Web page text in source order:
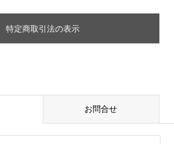
特定商取引法の表示
お問合せ